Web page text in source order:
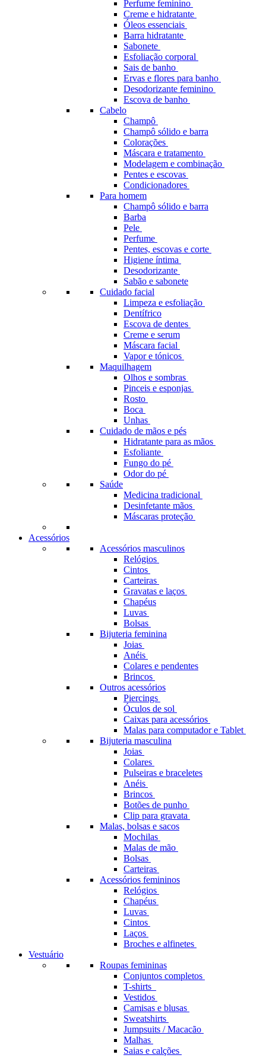
Perfume feminino
Creme e hidratante
Óleos essenciais
Barra hidratante
Sabonete
Esfoliação corporal
Sais de banho
Ervas e flores para banho
Desodorizante feminino
Escova de banho
Cabelo
Champô
Champô sólido e barra
Colorações
Máscara e tratamento
Modelagem e combinação
Pentes e escovas
Condicionadores
Para homem
Champô sólido e barra
Barba
Pele
Perfume
Pentes, escovas e corte
Higiene íntima
Desodorizante
Sabão e sabonete
Cuidado facial
Limpeza e esfoliação
Dentífrico
Escova de dentes
Creme e serum
Máscara facial
Vapor e tónicos
Maquilhagem
Olhos e sombras
Pinceis e esponjas
Rosto
Boca
Unhas
Cuidado de mãos e pés
Hidratante para as mãos
Esfoliante
Fungo do pé
Odor do pé
Saúde
Medicina tradicional
Desinfetante mãos
Máscaras proteção
Acessórios
Acessórios masculinos
Relógios
Cintos
Carteiras
Gravatas e laços
Chapéus
Luvas
Bolsas
Bijuteria feminina
Joias
Anéis
Colares e pendentes
Brincos
Outros acessórios
Piercings
Óculos de sol
Caixas para acessórios
Malas para computador e Tablet
Bijuteria masculina
Joias
Colares
Pulseiras e braceletes
Anéis
Brincos
Botões de punho
Clip para gravata
Malas, bolsas e sacos
Mochilas
Malas de mão
Bolsas
Carteiras
Acessórios femininos
Relógios
Chapéus
Luvas
Cintos
Laços
Broches e alfinetes
Vestuário
Roupas femininas
Conjuntos completos
T-shirts
Vestidos
Camisas e blusas
Sweatshirts
Jumpsuits / Macacão
Malhas
Saias e calções